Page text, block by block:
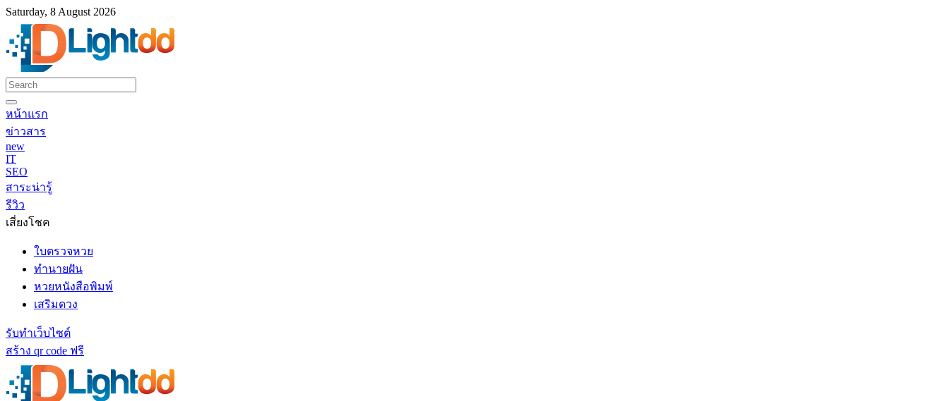
Saturday, 8 August 2026
หน้าแรก
ข่าวสาร
new
IT
SEO
สาระน่ารู้
รีวิว
เสี่ยงโชค
ใบตรวจหวย
ทำนายฝัน
หวยหนังสือพิมพ์
เสริมดวง
รับทำเว็บไซต์
สร้าง qr code ฟรี